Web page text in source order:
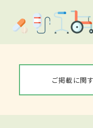
ご掲載に関